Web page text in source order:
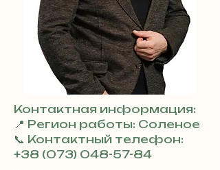
Контактная информация:
📍 Регион работы: Соленое
📞 Контактный телефон:
+38 (073) 048-57-84